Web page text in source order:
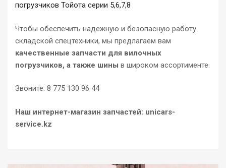
погрузчиков Тойота серии 5,6,7,8
Чтобы обеспечить надежную и безопасную работу
складской спецтехники, мы предлагаем вам
качественные запчасти для вилочных
погрузчиков, а также шины в широком ассортименте.
Звоните: 8 775 130 96 44
Наш интернет-магазин запчастей: unicars-
service.kz